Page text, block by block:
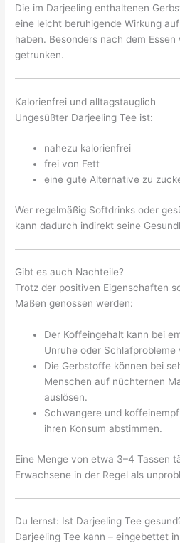
Die im Darjeeling enthaltenen
eine leicht beruhigende Wirkung
haben. Besonders nach dem
getrunken.
Kalorienfrei und alltagstauglich
Ungesüßter Darjeeling Tee ist:
nahezu kalorienfrei
frei von Fett
eine gute Alternative zu
Wer regelmäßig Softdrinks oder
kann dadurch indirekt seine
Gibt es auch Nachteile?
Trotz der positiven Eigenschaften
Maßen genossen werden:
Der Koffeingehalt kann bei
Unruhe oder Schlafprobleme
Die Gerbstoffe können bei
Menschen auf nüchternen
auslösen.
Schwangere und
ihren Konsum abstimmen.
Eine Menge von etwa 3–4 Tassen
Erwachsene in der Regel als
Du lernst: Ist Darjeeling Tee
Darjeeling Tee kann – eingebettet